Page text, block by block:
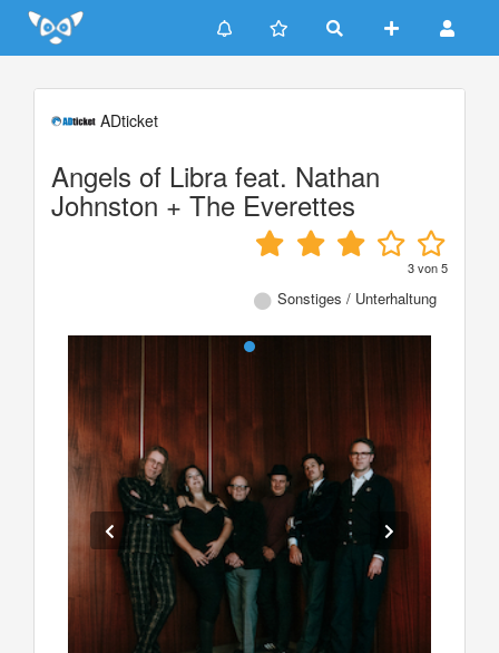
Update cookies preferences
ADticket
Angels of Libra feat. Nathan
Johnston + The Everettes
3von5
Sonstiges / Unterhaltung